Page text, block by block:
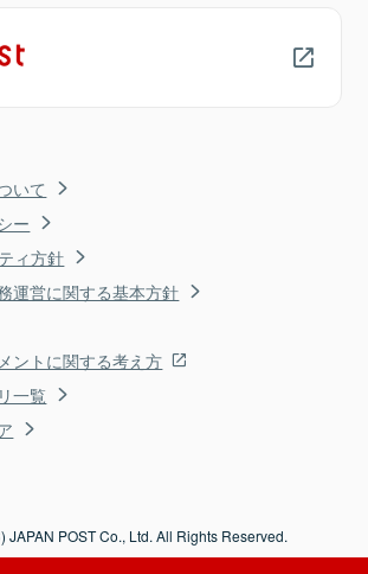
いて
ー
ィ方針
運営に関する基本方針
ントに関する考え方
一覧
JAPAN POST Co., Ltd. All Rights Reserved.